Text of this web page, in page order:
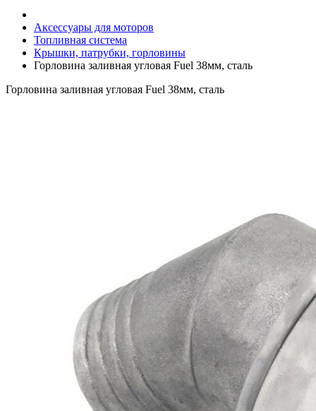
Аксессуары для моторов
Топливная система
Крышки, патрубки, горловины
Горловина заливная угловая Fuel 38мм, сталь
Горловина заливная угловая Fuel 38мм, сталь